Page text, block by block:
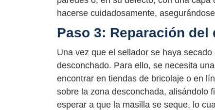
hacerse cuidadosamente,
Paso 3: Reparación del
Una vez que el sellador se haya
desconchado. Para ello, se necesita
encontrar en tiendas de bricolaje o en
sobre la zona desconchada, alisándolo
esperar a que la masilla se seque, lo